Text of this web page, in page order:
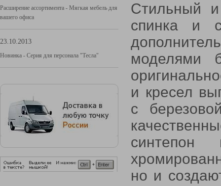
Расширение ассортимента - Мягкая мебель для
вашего офиса
23.10.2013
Новинка - Серия для персонала "Тесла"
Стильный
спинка и
моделями
и кресел
с
но и